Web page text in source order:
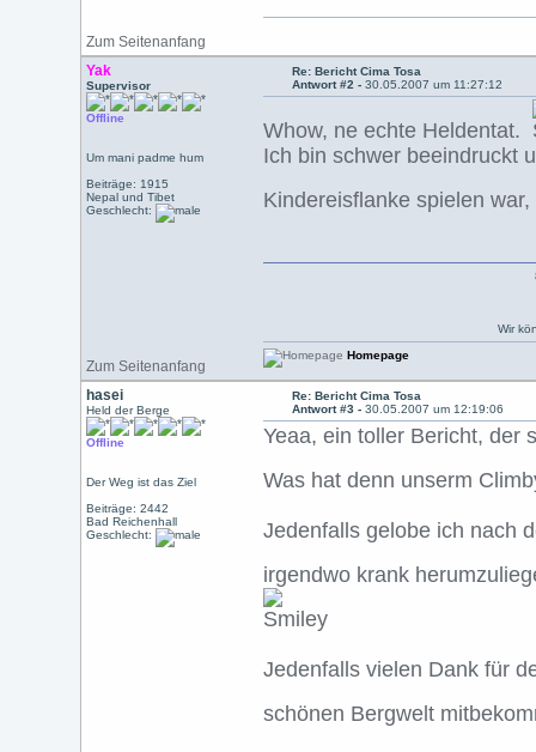
Zum Seitenanfang
Yak
Supervisor
Offline
Um mani padme hum
Beiträge: 1915
Nepal und Tibet
Geschlecht:
Re: Bericht Cima Tosa
Antwort #2 -30.05.2007 um 11:27:12
Whow, ne echte Heldentat.
Ich bin schwer beeindruckt
Kindereisflanke spielen
Zum Seitenanfang
Wir
Homepage
hasei
Held der Berge
Offline
Der Weg ist das Ziel
Beiträge: 2442
Bad Reichenhall
Geschlecht:
Re: Bericht Cima Tosa
Antwort #3 -30.05.2007 um 12:19:06
Yeaa, ein toller Bericht, der
Was hat denn unserm
Jedenfalls gelobe ich nach
irgendwo krank
Jedenfalls vielen Dank für
schönen Bergwelt